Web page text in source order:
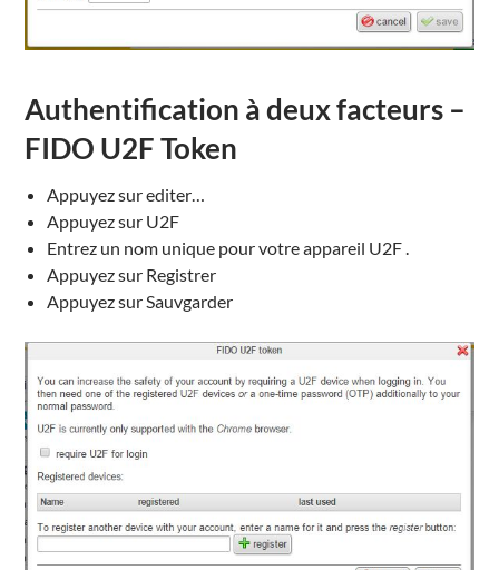
Authentification à deux facteurs –
FIDO U2F Token
Appuyez sur editer…
Appuyez sur U2F
Entrez un nom unique pour votre appareil U2F .
Appuyez sur Registrer
Appuyez sur Sauvgarder